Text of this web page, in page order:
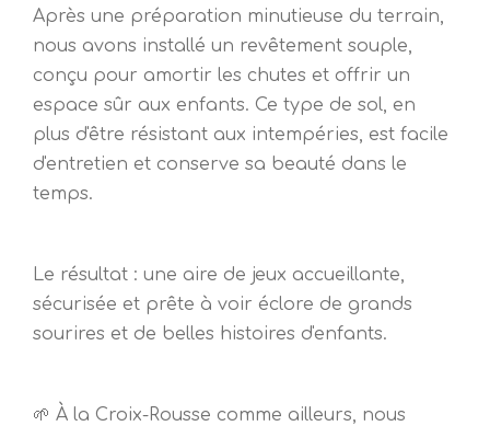
Après une préparation minutieuse du terrain,
nous avons installé un revêtement souple,
conçu pour amortir les chutes et offrir un
espace sûr aux enfants. Ce type de sol, en
plus d'être résistant aux intempéries, est facile
d'entretien et conserve sa beauté dans le
temps.
Le résultat : une aire de jeux accueillante,
sécurisée et prête à voir éclore de grands
sourires et de belles histoires d'enfants.
🌱 À la Croix-Rousse comme ailleurs, nous